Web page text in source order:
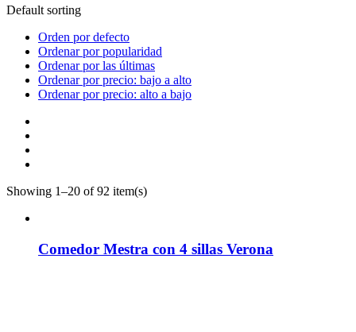
Default sorting
Orden por defecto
Ordenar por popularidad
Ordenar por las últimas
Ordenar por precio: bajo a alto
Ordenar por precio: alto a bajo
Showing 1–20 of 92 item(s)
Comedor Mestra con 4 sillas Verona